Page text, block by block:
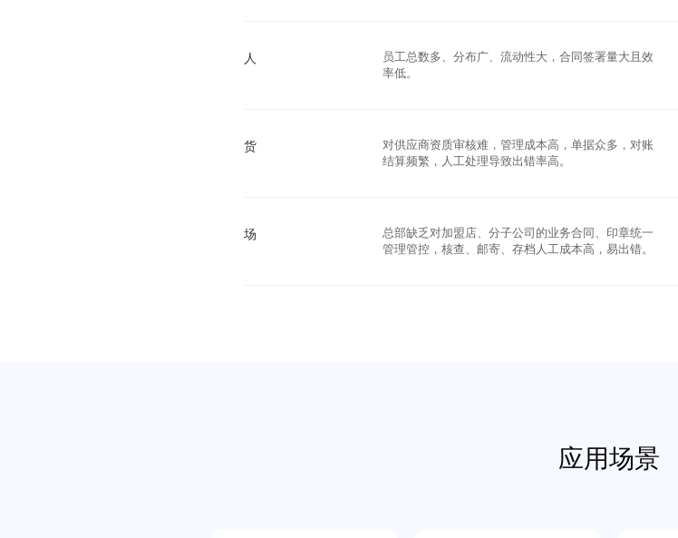
人
员工总数多、分布广、流动性大，合同签署量大且效
率低。
货
对供应商资质审核难，管理成本高，单据众多，对账
结算频繁，人工处理导致出错率高。
场
总部缺乏对加盟店、分子公司的业务合同、印章统一
管理管控，核查、邮寄、存档人工成本高，易出错。
应用场景